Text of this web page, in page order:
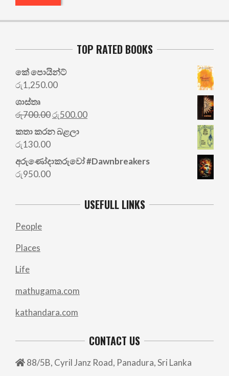
TOP RATED BOOKS
කේ පොයින්ට්
රු1,250.00
ශාස්තෘ
රු700.00Original
price
was:
රු500.00Current
කතා කරන බළලා
රු130.00
අරු‍ණෝදාකරුවෝ #Dawnbreakers
රු950.00
USEFULL LINKS
People
Places
Life
mathugama.com
kathandara.com
CONTACT US
88/5B, Cyril Janz Road, Panadura, Sri Lanka